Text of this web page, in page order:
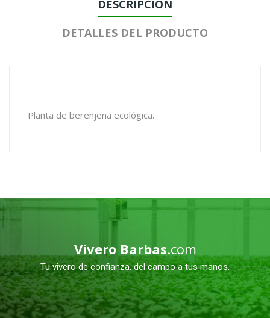
DESCRIPCIÓN
DETALLES DEL PRODUCTO
Planta de berenjena ecológica.
Vivero Barbas.com
Tu vivero de confianza, del campo a tus manos.